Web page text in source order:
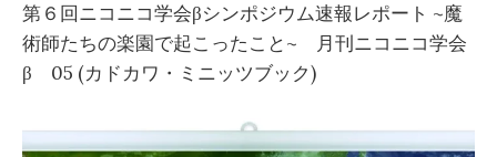
第６回ニコニコ学会βシンポジウム速報レポート ~魔
術師たちの楽園で起こったこと~ 月刊ニコニコ学会
β 05 (カドカワ・ミニッツブック)